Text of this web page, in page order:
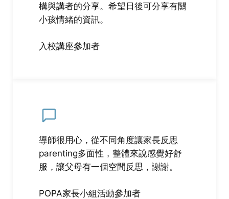
構與講者的分享。希望日後可分享有關
小孩情緒的資訊。
入校講座參加者
導師很用心，從不同角度讓家長反思
parenting多面性，整體來說感覺好舒
服，讓父母有一個空間反思，謝謝。
POPA家長小組活動參加者